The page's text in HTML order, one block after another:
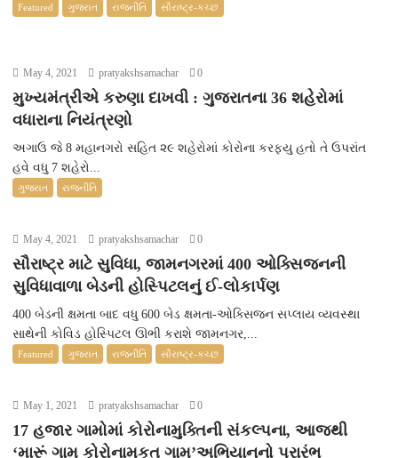
Featured ગુજરાત રાજનીતિ સૌરાષ્ટ્ર-કચ્છ
May 4, 2021 pratyakshsamachar 0
મુખ્યમંત્રીએ કરુણા દાખવી : ગુજરાતના 36 શહેરોમાં
વધારાના નિયંત્રણો
અગાઉ જે 8 મહાનગરો સહિત ૨૯ શહેરોમાં કોરોના કરફ્યુ હતો તે ઉપરાંત
હવે વધુ 7 શહેરો...
ગુજરાત રાજનીતિ
May 4, 2021 pratyakshsamachar 0
સૌરાષ્ટ્ર માટે સુવિધા, જામનગરમાં 400 ઓક્સિજનની
સુવિધાવાળા બેડની હોસ્પિટલનું ઈ-લોકાર્પણ
400 બેડની ક્ષમતા બાદ વધુ 600 બેડ ક્ષમતા-ઓક્સિજન સપ્લાય વ્યવસ્થા
સાથેની કોવિડ હોસ્પિટલ ઊભી કરાશે જામનગર,...
Featured ગુજરાત રાજનીતિ સૌરાષ્ટ્ર-કચ્છ
May 1, 2021 pratyakshsamachar 0
17 હજાર ગામોમાં કોરોનામુક્તિની સંકલ્પના, આજથી
‘મારૂં ગામ કોરોનામુકત ગામ’અભિયાનનો પ્રારંભ